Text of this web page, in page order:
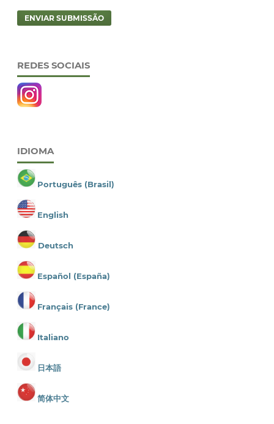
ENVIAR SUBMISSÃO
REDES SOCIAIS
IDIOMA
Português (Brasil)
English
Deutsch
Español (España)
Français (France)
Italiano
日本語
简体中文